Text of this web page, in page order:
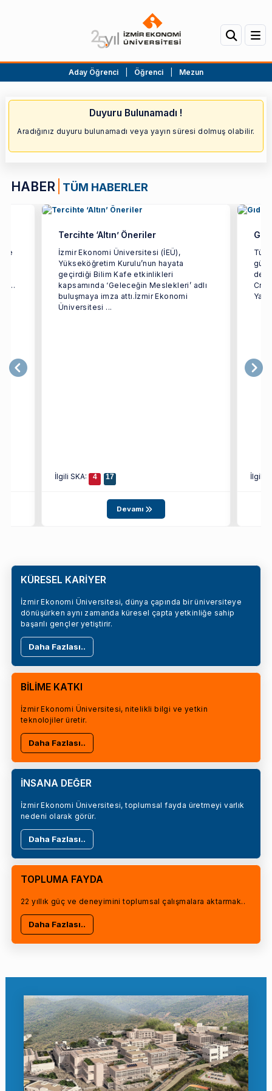
Aday Öğrenci Öğrenci Mezun
Duyuru Bulunamadı !
Aradığınız duyuru bulunamadı veya yayın süresi dolmuş olabilir.
HABER TÜM HABERLER
...
Tercihte ‘Altın’ Öneriler
İzmir Ekonomi Üniversitesi (İEÜ),
Yükseköğretim Kurulu’nun hayata
geçirdiği Bilim Kafe etkinlikleri
kapsamında ‘Geleceğin Meslekleri’ adlı
buluşmaya imza attı.İzmir Ekonomi
Üniversitesi ...
İlgili SKA: 4 17
Devamı
İlgili
KÜRESEL KARİYER
İzmir Ekonomi Üniversitesi, dünya çapında bir üniversiteye
dönüşürken aynı zamanda küresel çapta yetkinliğe sahip
başarılı gençler yetiştirir.
Daha Fazlası..
BİLİME KATKI
İzmir Ekonomi Üniversitesi, nitelikli bilgi ve yetkin
teknolojiler üretir.
Daha Fazlası..
İNSANA DEĞER
İzmir Ekonomi Üniversitesi, toplumsal fayda üretmeyi varlık
nedeni olarak görür.
Daha Fazlası..
TOPLUMA FAYDA
22 yıllık güç ve deneyimini toplumsal çalışmalara aktarmak..
Daha Fazlası..